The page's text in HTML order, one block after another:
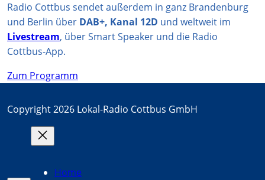
Radio Cottbus sendet außerdem in ganz Brandenburg
und Berlin über DAB+, Kanal 12D und weltweit im
Livestream, über Smart Speaker und die Radio
Cottbus-App.
Zum Programm
Copyright 2026 Lokal-Radio Cottbus GmbH
Home